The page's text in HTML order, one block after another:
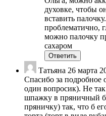
духовке, чтобы
вставить
проблематично,
можно палочку
сахаром
Ответить
Татьяна 26 марта
Спасибо за подробное
один вопросик). Не
шпажку в пряничный
пряничку) так, что б